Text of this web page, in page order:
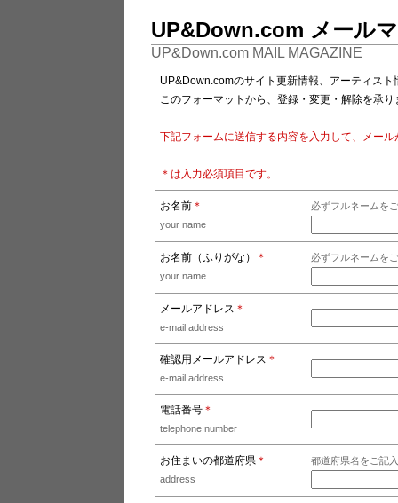
UP&Down.com メール
UP&Down.com MAIL MAGAZINE
UP&Down.comのサイト更新情報、アーティス
このフォーマットから、登録・変更・解除を承り
下記フォームに送信する内容を入力して、メー
＊ は入力必須項目です。
お名前 ＊
your name
必ずフルネームを
お名前（ふりがな） ＊
your name
必ずフルネームを
メールアドレス ＊
e-mail address
確認用メールアドレス ＊
e-mail address
電話番号 ＊
telephone number
お住まいの都道府県 ＊
address
都道府県名をご記